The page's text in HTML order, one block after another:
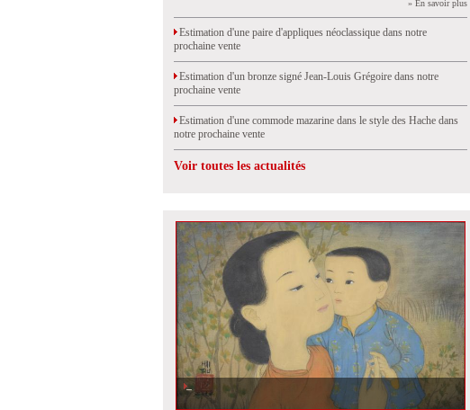
» En savoir plus
Estimation d'une paire d'appliques néoclassique dans notre
prochaine vente
Estimation d'un bronze signé Jean-Louis Grégoire dans notre
prochaine vente
Estimation d'une commode mazarine dans le style des Hache dans
notre prochaine vente
Voir toutes les actualités